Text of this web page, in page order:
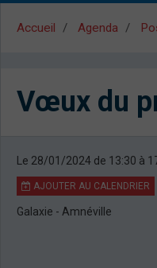
Accueil Agenda
Vœux du
Le 28/01/2024 de 13:30 à
AJOUTER AU CALENDRIER
Galaxie - Amnéville